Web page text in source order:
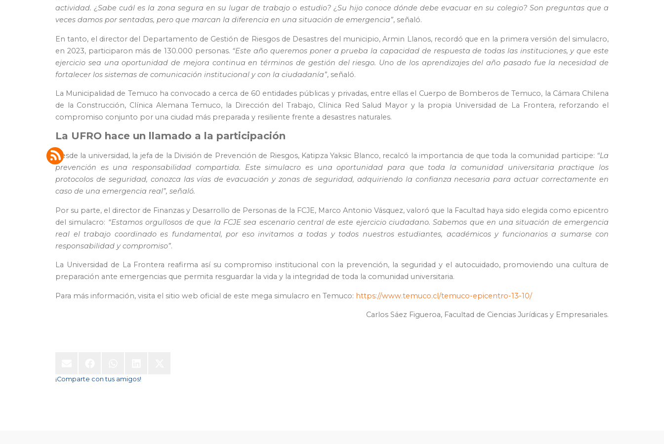
actividad. ¿Sabe cuál es la zona segura en su lugar de trabajo o estudio? ¿Su hijo conoce dónde debe evacuar en su colegio? Son preguntas que a
veces damos por sentadas, pero que marcan la diferencia en una situación de emergencia”, señaló.
En tanto, el director del Departamento de Gestión de Riesgos de Desastres del municipio, Armin Llanos, recordó que en la primera versión del simulacro,
en 2023, participaron más de 130.000 personas. “Este año queremos poner a prueba la capacidad de respuesta de todas las instituciones, y que este
ejercicio sea una oportunidad de mejora continua en términos de gestión del riesgo. Uno de los aprendizajes del año pasado fue la necesidad de
fortalecer los sistemas de comunicación institucional y con la ciudadanía”, señaló.
La Municipalidad de Temuco ha convocado a cerca de 60 entidades públicas y privadas, entre ellas el Cuerpo de Bomberos de Temuco, la Cámara Chilena
de la Construcción, Clínica Alemana Temuco, la Dirección del Trabajo, Clínica Red Salud Mayor y la propia Universidad de La Frontera, reforzando el
compromiso conjunto por una ciudad más preparada y resiliente frente a desastres naturales.
La UFRO hace un llamado a la participación
Desde la universidad, la jefa de la División de Prevención de Riesgos, Katipza Yaksic Blanco, recalcó la importancia de que toda la comunidad participe: “La
prevención es una responsabilidad compartida. Este simulacro es una oportunidad para que toda la comunidad universitaria practique los
protocolos de seguridad, conozca las vías de evacuación y zonas de seguridad, adquiriendo la confianza necesaria para actuar correctamente en
caso de una emergencia real”, señaló.
Por su parte, el director de Finanzas y Desarrollo de Personas de la FCJE, Marco Antonio Vásquez, valoró que la Facultad haya sido elegida como epicentro
del simulacro: “Estamos orgullosos de que la FCJE sea escenario central de este ejercicio ciudadano. Sabemos que en una situación de emergencia
real el trabajo coordinado es fundamental, por eso invitamos a todas y todos nuestros estudiantes, académicos y funcionarios a sumarse con
responsabilidad y compromiso”.
La Universidad de La Frontera reafirma así su compromiso institucional con la prevención, la seguridad y el autocuidado, promoviendo una cultura de
preparación ante emergencias que permita resguardar la vida y la integridad de toda la comunidad universitaria.
Para más información, visita el sitio web oficial de este mega simulacro en Temuco: https://www.temuco.cl/temuco-epicentro-13-10/
Carlos Sáez Figueroa, Facultad de Ciencias Jurídicas y Empresariales.
¡Comparte con tus amigos!